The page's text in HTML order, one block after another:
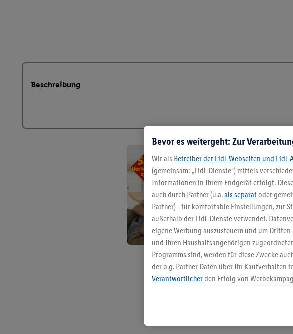
Beschreibung
Bevor es weitergeht: Zur
Wir als Betreiber der Lidl-Webseiten und Lidl-
(gemeinsam: „Lidl-Dienste“) mittels
Informationen in Ihrem Endgerät erfolgt.
auch durch Partner (u.a.als separat oder
Partner) - für komfortable Einstellungen, zur
außerhalb der Lidl-Dienste verwendet.
eigene Werbung auszusteuern und um
und Ihren Haushaltsangehörigen
Programms sind, werden für diese Zwecke
der o.g. Partner Daten über Ihr Kaufverhalten
Verantwortlicherden Erfolg von
angereicherten Profilen. Dies umfasst die
Kaufverhalten in den Lidl-Diensten,
genauen Standortdaten) auch über